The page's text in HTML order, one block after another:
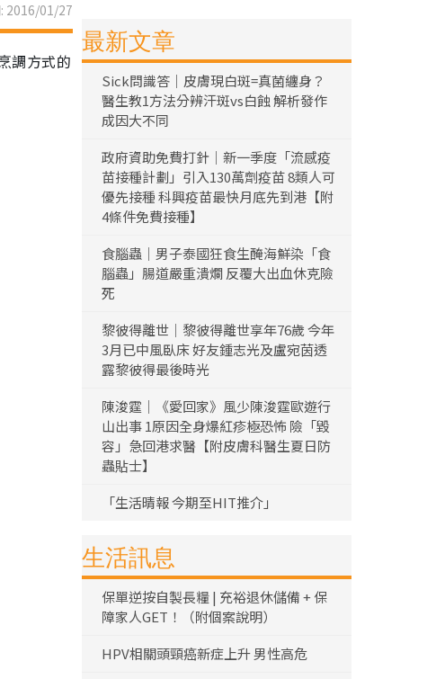
2016/01/27
調方式的
最新文章
Sick問識答｜皮膚現白斑=真菌纏身？
醫生教1方法分辨汗斑vs白蝕 解析發作
成因大不同
政府資助免費打針｜新一季度「流感疫
苗接種計劃」引入130萬劑疫苗 8類人可
優先接種 科興疫苗最快月底先到港【附
4條件免費接種】
食腦蟲｜男子泰國狂食生醃海鮮染「食
腦蟲」腸道嚴重潰爛 反覆大出血休克險
死
黎彼得離世｜黎彼得離世享年76歲 今年
3月已中風臥床 好友鍾志光及盧宛茵透
露黎彼得最後時光
陳浚霆｜《愛回家》風少陳浚霆歐遊行
山出事 1原因全身爆紅疹極恐怖 險「毀
容」急回港求醫【附皮膚科醫生夏日防
蟲貼士】
「生活晴報 今期至HIT推介」
生活訊息
保單逆按自製長糧 | 充裕退休儲備 + 保
障家人GET！（附個案說明）
HPV相關頭頸癌新症上升 男性高危